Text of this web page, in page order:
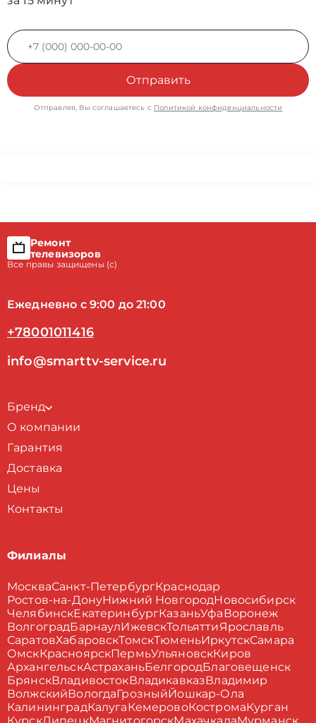
Отправить
Отправляя, Вы соглашаетесь с Политикой конфиденциальности
Ремонт
телевизоров
Все правы защищены (с)
Ежедневно с 9:00 до 21:00
+78001011416
info@smarttv-service.ru
Бренд
О компании
Гарантия
Доставка
Цены
Контакты
Филиалы
МоскваСанкт-ПетербургКраснодар
Ростов-на-ДонуНижний НовгородНовосибирск
ЧелябинскЕкатеринбургКазаньУфа Воронеж
ВолгоградБарнаулИжевскТольяттиЯрославль
СаратовХабаровскТомскТюменьИркутскСамара
ОмскКрасноярскПермьУльяновскКиров
АрхангельскАстраханьБелгородБлаговещенск
БрянскВладивостокВладикавказВладимир
ВолжскийВологдаГрозныйЙошкар-Ола
КалининградКалуга КемеровоКостромаКурган